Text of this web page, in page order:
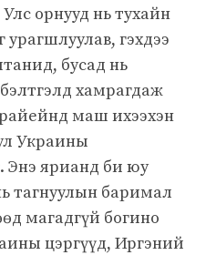
орнууд нь тухайн
гэхдээ
бусад нь
хамрагдаж
маш ихээхэн
Украины
Энэ ярианд би юу
тагнуулын баримал
магадгүй богино
цэргүүд, Иргэний